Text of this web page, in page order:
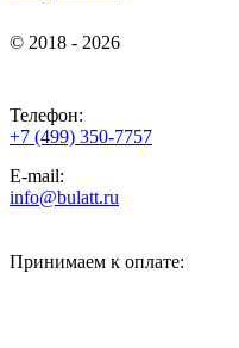
© 2018 - 2026
Телефон:
+7 (499) 350-7757
E-mail:
info@bulatt.ru
Принимаем к оплате: